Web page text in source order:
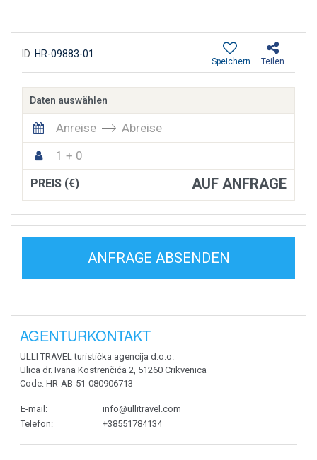
ID: HR-09883-01
Teilen
Speichern
Daten auswählen
Anreise
Abreise
1 + 0
PREIS (€) AUF ANFRAGE
ANFRAGE ABSENDEN
AGENTURKONTAKT
ULLI TRAVEL turistička agencija d.o.o.
Ulica dr. Ivana Kostrenčića 2, 51260 Crikvenica
Code: HR-AB-51-080906713
E-mail :
info@ullitravel.com
Telefon: +38551784134